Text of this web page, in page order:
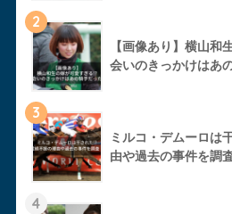
2
【画像あり】横山和
会いのきっかけはあ
3
ミルコ・デムーロは
由や過去の事件を調
4